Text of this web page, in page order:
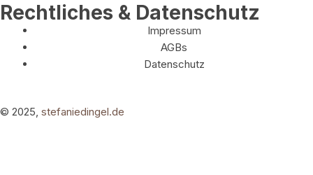
Rechtliches & Datenschutz
Impressum
AGBs
Datenschutz
© 2025, stefaniedingel.de